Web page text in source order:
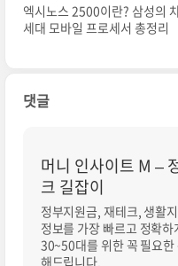
엑시노스 2500이란? 삼성의
세대 모바일 프로세서 총정리
댓글
머니 인사이트 M –
크 길잡이
정부지원금, 재테크, 생활
정보를 가장 빠르고 정확
30~50대를 위한 꼭 필요한
해드립니다.